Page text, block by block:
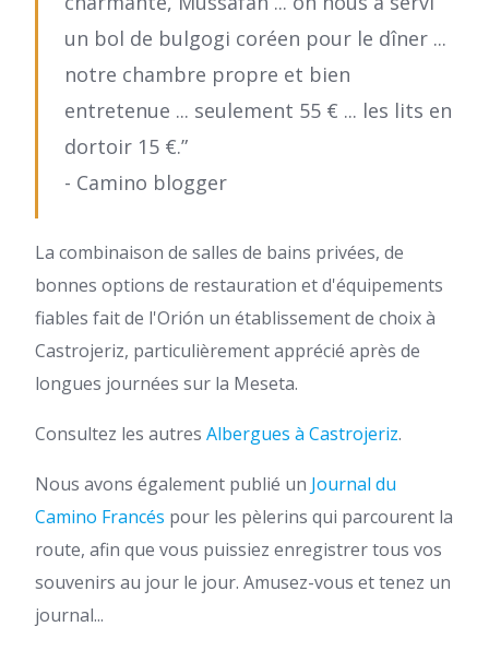
un bol de bulgogi coréen pour le dîner ...
notre chambre propre et bien
entretenue ... seulement 55 € ... les lits en
dortoir 15 €.”
- Camino blogger
La combinaison de salles de bains privées, de
bonnes options de restauration et d'équipements
fiables fait de l'Orión un établissement de choix à
Castrojeriz, particulièrement apprécié après de
longues journées sur la Meseta.
Consultez les autres Albergues à Castrojeriz.
Nous avons également publié un Journal du
Camino Francés pour les pèlerins qui parcourent la
route, afin que vous puissiez enregistrer tous vos
souvenirs au jour le jour. Amusez-vous et tenez un
journal...